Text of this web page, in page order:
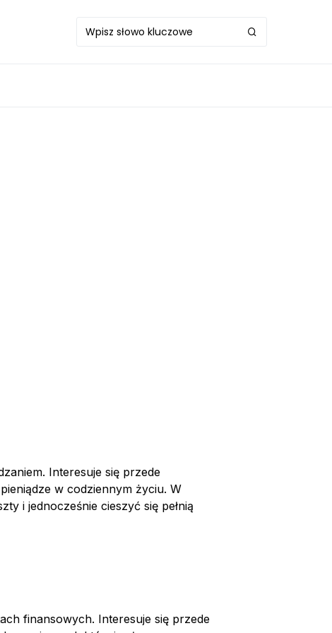
Interesuje się przede
w codziennym życiu. W
i jednocześnie cieszyć się pełnią
finansowych. Interesuje się przede